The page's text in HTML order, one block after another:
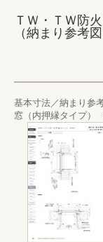
ＴＷ・ＴＷ防
（納まり参考
基本寸法／納まり参
窓（内押縁タイプ）